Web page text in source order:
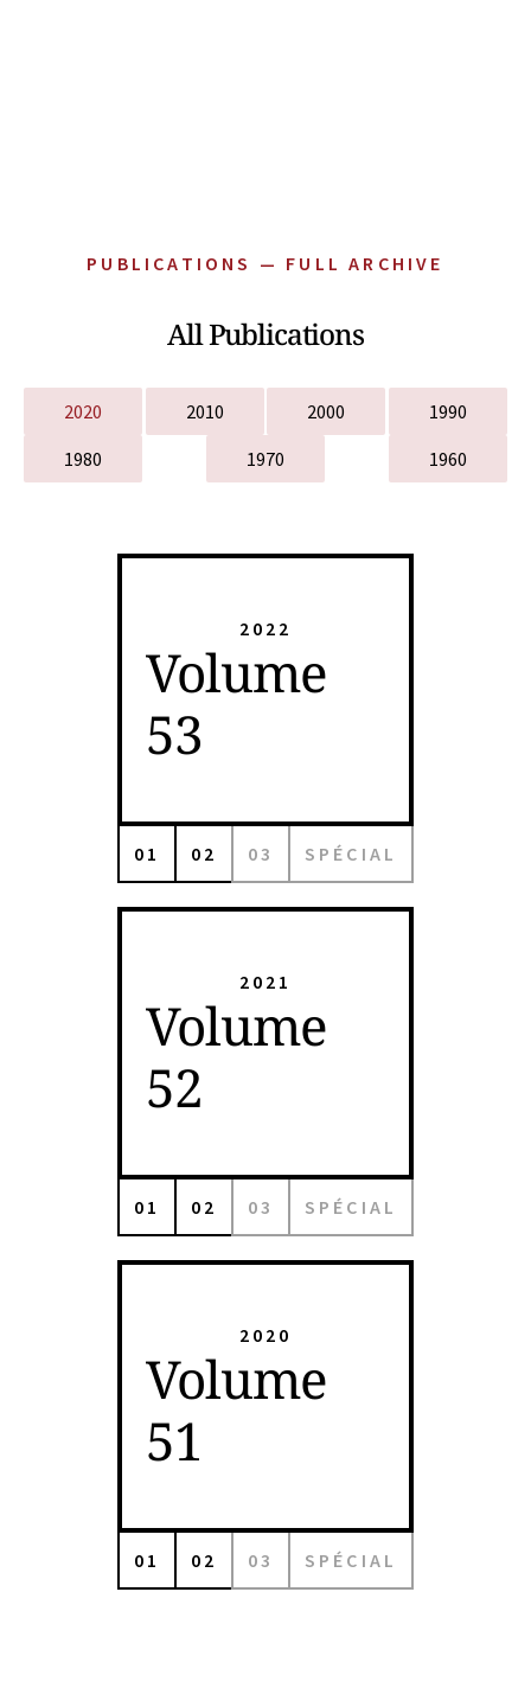
PUBLICATIONS — FULL ARCHIVE
All Publications
2020 2010 2000
1990
1980
1970 1960
2022
Volume
53
01 02 03 SPÉCIAL
2021
Volume
52
01 02 03 SPÉCIAL
2020
Volume
51
01 02 03 SPÉCIAL